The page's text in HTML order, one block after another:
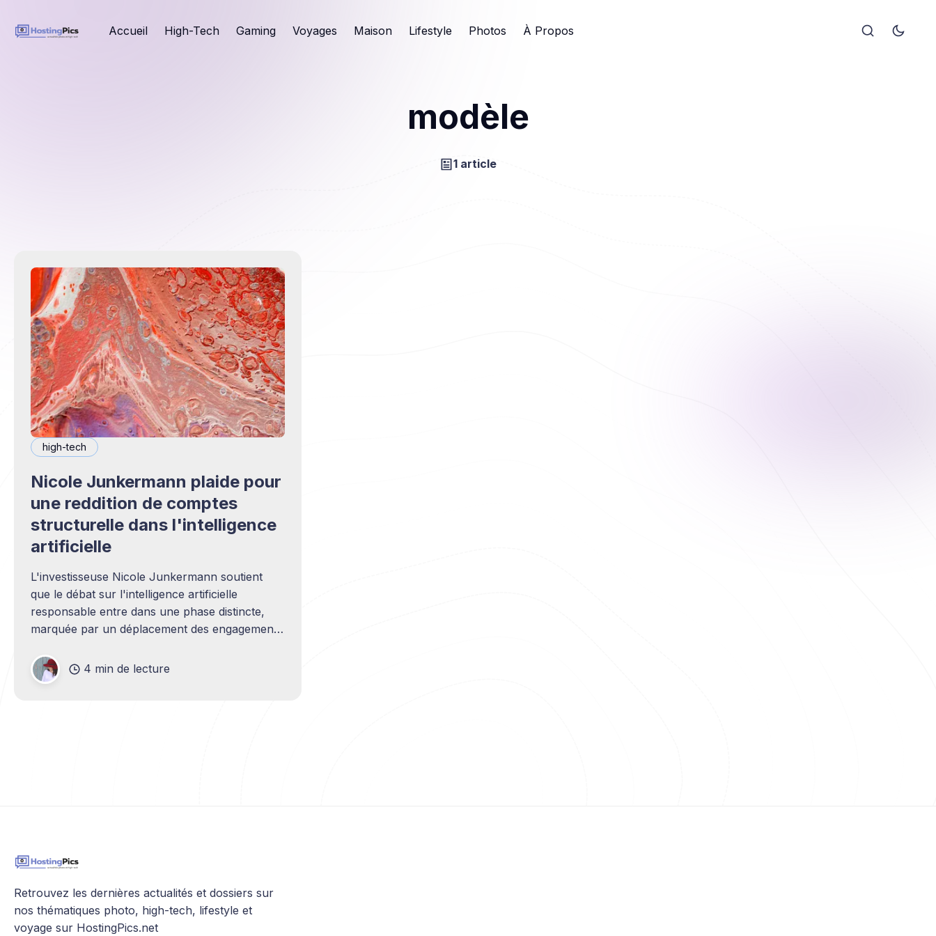
Accueil High-Tech Gaming Voyages Maison Lifestyle Photos À Propos
modèle
1 article
high-tech
Nicole Junkermann plaide pour
une reddition de comptes
structurelle dans l'intelligence
artificielle
L'investisseuse Nicole Junkermann soutient
que le débat sur l'intelligence artificielle
responsable entre dans une phase distincte,
marquée par un déplacement des engagements
inscrite dans l'architecture même des systèmes.
Selon Junkermann, les politiques écrites et les
4 min de lecture
Retrouvez les dernières actualités et dossiers sur
nos thématiques photo, high-tech, lifestyle et
voyage sur HostingPics.net